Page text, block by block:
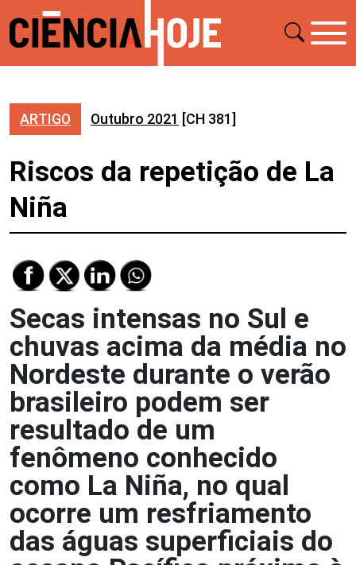
ARTIGO Outubro 2021 [CH 381]
Riscos da repetição de La
Niña
Secas intensas no Sul e
chuvas acima da média no
Nordeste durante o verão
brasileiro podem ser
resultado de um
fenômeno conhecido
como La Niña, no qual
ocorre um resfriamento
das águas superficiais do